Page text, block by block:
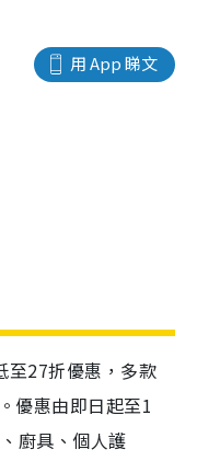
用 App 睇文
至27折優惠，多款
優惠由即日起至1
廚具、個人護